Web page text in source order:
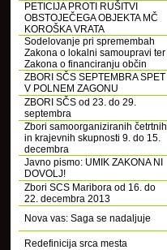
PETICIJA PROTI RUŠITVI
OBSTOJEČEGA OBJEKTA MČ
KOROŠKA VRATA
Sodelovanje pri spremembah
Zakona o lokalni samoupravi ter
Zakona o financiranju občin
ZBORI SČS SEPTEMBRA SPET
V POLNEM ZAGONU
ZBORI SČS od 23. do 29.
septembra
Zbori samoorganiziranih četrtnih
in krajevnih skupnosti 9. do 15.
decembra
Javno pismo: UMIK ZAKONA NI
DOVOLJ!
Zbori SCS Maribora od 16. do
22. decembra 2013
Nova vas: Saga se nadaljuje
Redefinicija srca mesta